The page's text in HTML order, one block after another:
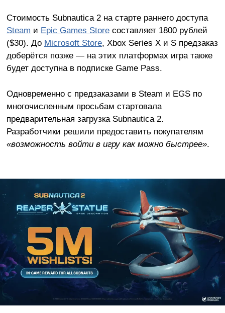
Стоимость Subnautica 2 на старте раннего доступа
Steam и Epic Games Storeсоставляет 1800 рублей
($30). До Microsoft Store, Xbox Series X и S предзаказ
доберётся позже — на этих платформах игра также
будет доступна в подписке Game Pass.
Одновременно с предзаказами в Steam и EGS по
многочисленным просьбам стартовала
предварительная загрузка Subnautica 2.
Разработчики решили предоставить покупателям
«возможность войти в игру как можно быстрее».